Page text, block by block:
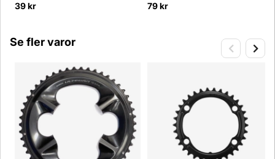
39 kr
79 kr
Se fler varor